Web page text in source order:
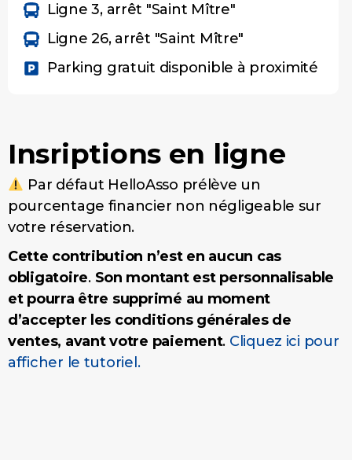
Ligne 3, arrêt "Saint Mître"
Ligne 26, arrêt "Saint Mître"
Parking gratuit disponible à proximité
Insriptions en ligne
Par défaut HelloAsso prélève un
pourcentage financier non négligeable sur
votre réservation.
Cette contribution n’est en aucun cas
obligatoire. Son montant est personnalisable
et pourra être supprimé au moment
d’accepter les conditions générales de
ventes, avant votre paiement. Cliquez ici pour
afficher le tutoriel.